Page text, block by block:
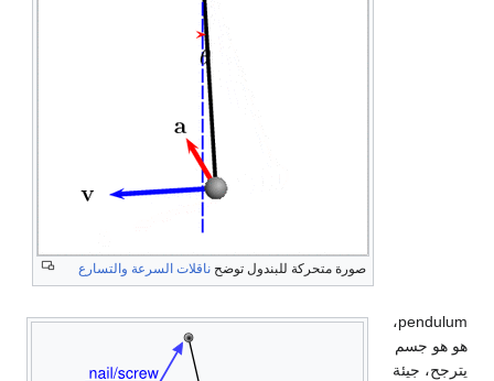
صورة متحركة للبندول توضح ناقلات السرعة والتسارع
pendulum،
هو هو جسم
يترجح، جيئة